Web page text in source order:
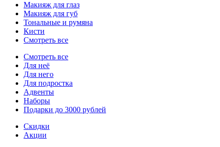
Макияж для глаз
Макияж для губ
Тональные и румяна
Кисти
Смотреть все
Смотреть все
Для неё
Для него
Для подростка
Адвенты
Наборы
Подарки до 3000 рублей
Скидки
Акции